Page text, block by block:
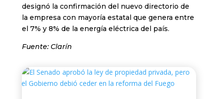
designó la confirmación del nuevo directorio de
la empresa con mayoría estatal que genera entre
el 7% y 8% de la energía eléctrica del país.
Fuente: Clarín